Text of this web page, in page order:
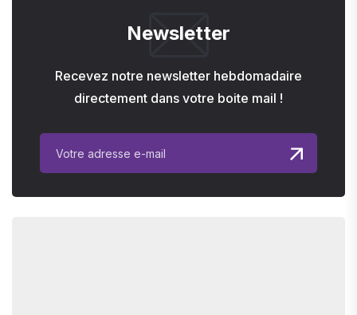
Newsletter
Recevez notre newsletter hebdomadaire
directement dans votre boite mail !